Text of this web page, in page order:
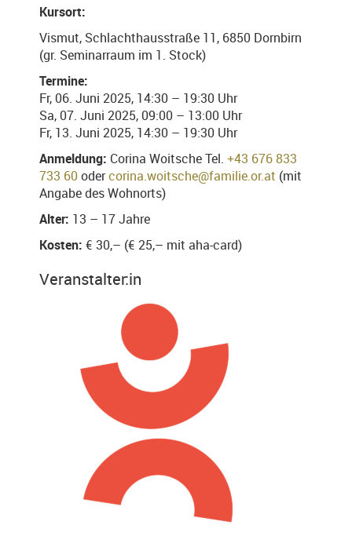
Kursort:
Vismut, Schlachthausstraße 11, 6850 Dornbirn
(gr. Seminarraum im 1. Stock)
Termine:
Fr, 06. Juni 2025, 14:30 – 19:30 Uhr
Sa, 07. Juni 2025, 09:00 – 13:00 Uhr
Fr, 13. Juni 2025, 14:30 – 19:30 Uhr
Anmeldung: Corina Woitsche Tel. +43 676 833
733 60odercorina.woitsche@familie.or.at (mit
Angabe des Wohnorts)
Alter: 13 – 17 Jahre
Kosten: € 30,– (€ 25,– mit aha-card)
Veranstalter:in